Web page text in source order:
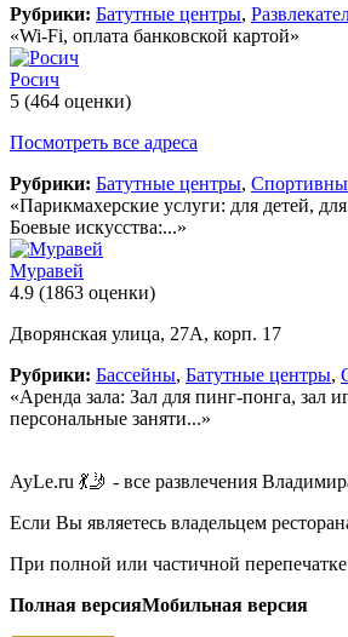
Рубрики: Батутные центры,
«Wi-Fi, оплата банковской картой»
Росич
5 (464 оценки)
Посмотреть все адреса
Рубрики: Батутные центры,
«Парикмахерские услуги: для детей,
Боевые искусства:...»
Муравей
4.9 (1863 оценки)
Дворянская улица, 27А, корп. 17
Рубрики: Бассейны, Батутные центры,
«Аренда зала: Зал для пинг-понга, зал
персональные заняти...»
AyLe.ru 💃🤳 - все развлечения
Если Вы являетесь владельцем
При полной или частичной
Полная версияМобильная версия